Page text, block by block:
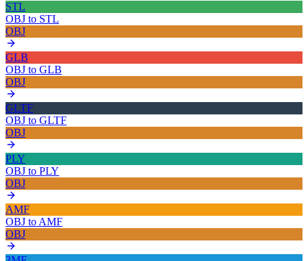
STL
OBJ to STL
OBJ
GLB
OBJ to GLB
OBJ
GLTF
OBJ to GLTF
OBJ
PLY
OBJ to PLY
OBJ
AMF
OBJ to AMF
OBJ